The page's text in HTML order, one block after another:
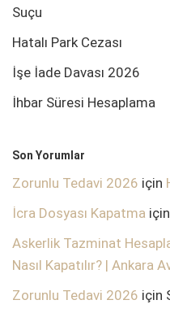
Suçu
Hatalı Park Cezası
İşe İade Davası 2026
İhbar Süresi Hesaplama
Son Yorumlar
Zorunlu Tedavi 2026 için
İcra Dosyası Kapatma için
Askerlik Tazminat
Nasıl Kapatılır? | Ankara
Zorunlu Tedavi 2026 için